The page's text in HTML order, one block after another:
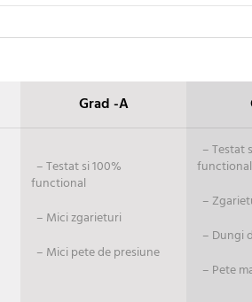
Grad -A
– Testat si 100%
functional
– Mici zgarieturi
– Mici pete de presiune
– Testat
functional
–
– Dungi
– Pete